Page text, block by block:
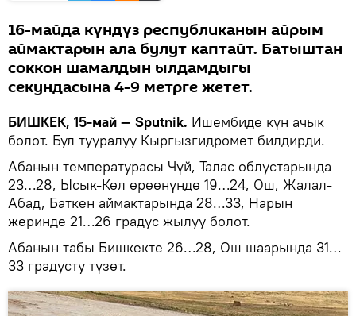
16-майда күндүз республиканын айрым
аймактарын ала булут каптайт. Батыштан
соккон шамалдын ылдамдыгы
секундасына 4-9 метрге жетет.
БИШКЕК, 15-май — Sputnik. Ишембиде күн ачык
болот. Бул тууралуу Кыргызгидромет билдирди.
Абанын температурасы Чүй, Талас облустарында
23…28, Ысык-Көл өрөөнүндө 19…24, Ош, Жалал-
Абад, Баткен аймактарында 28…33, Нарын
жеринде 21…26 градус жылуу болот.
Абанын табы Бишкекте 26…28, Ош шаарында 31…
33 градусту түзөт.